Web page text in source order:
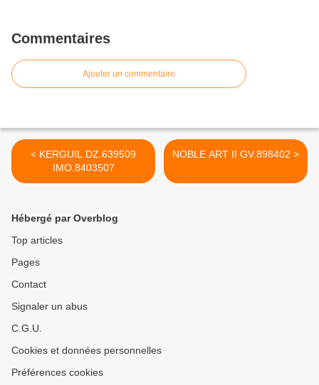
Commentaires
Ajouter un commentaire
< KERGUIL DZ.639509
IMO.8403507
NOBLE ART II GV.898402 >
Hébergé par Overblog
Top articles
Pages
Contact
Signaler un abus
C.G.U.
Cookies et données personnelles
Préférences cookies